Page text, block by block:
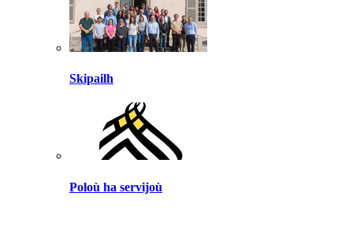
Skipailh
Poloù ha servijoù